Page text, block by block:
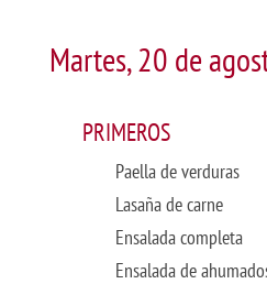
Martes, 20 de
PRIMEROS
Paella de verduras
Lasaña de carne
Ensalada completa
Ensalada de